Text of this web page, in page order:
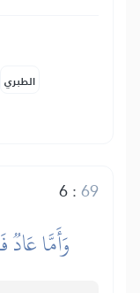
الطبري
6:69
وَأَمَّا